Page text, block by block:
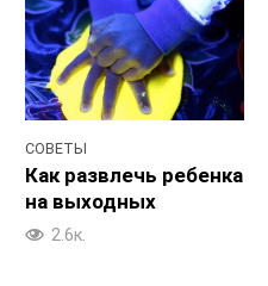
СОВЕТЫ
Как развлечь ребенка
на выходных
2.6к.